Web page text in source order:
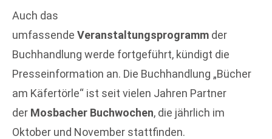
Auch das
umfassende Veranstaltungsprogramm der
Buchhandlung werde fortgeführt, kündigt die
Presseinformation an. Die Buchhandlung „Bücher
am Käfertörle“ ist seit vielen Jahren Partner
der Mosbacher Buchwochen, die jährlich im
Oktober und November stattfinden.